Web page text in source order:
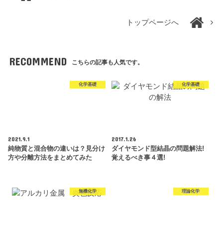
トップページへ
RECOMMEND こちらの記事も人気です。
化学基礎
2021.9.1
純物質と混合物の違いは？見分け
方や分離方法をまとめてみた
化学基礎
2017.1.26
ダイヤモンド型結晶の問題解法!
覚えるべき事４選!
無機化学 理論化学